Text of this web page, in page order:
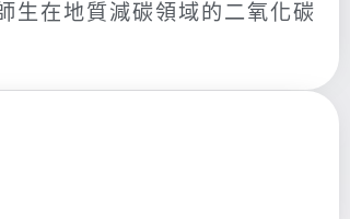
生在地質減碳領域的二氧化碳